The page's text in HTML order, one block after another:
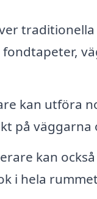
kan utföra
på väggarna
kan
i hela